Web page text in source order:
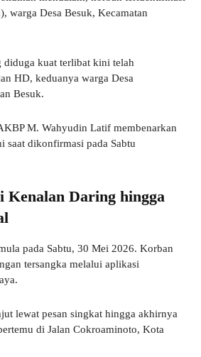
warga Desa Besuk, Kecamatan
diduga kuat terlibat kini telah
HD, keduanya warga Desa
Besuk.
M. Wahyudin Latif membenarkan
saat dikonfirmasi pada Sabtu
Daring hingga
pada Sabtu, 30 Mei 2026. Korban
tersangka melalui aplikasi
lewat pesan singkat hingga akhirnya
di Jalan Cokroaminoto, Kota